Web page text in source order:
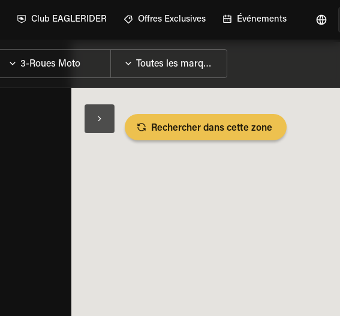
Club EAGLERIDER Offres Exclusives Événements
Rechercher dans cette zone